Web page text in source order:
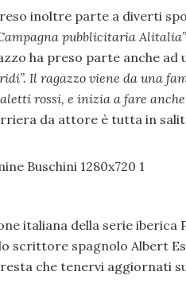
inoltre parte a diverti
pubblicitaria
ha preso parte anche ad
Il ragazzo viene da una
rossi, e inizia a fare
da attore è tutta in
italiana della serie iberica
scrittore spagnolo Albert
che tenervi aggiornati